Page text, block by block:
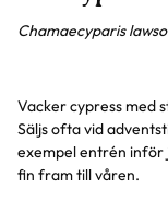
Chamaecyparis
Vacker cypress med
Säljs ofta vid
exempel entrén inför
fin fram till våren.